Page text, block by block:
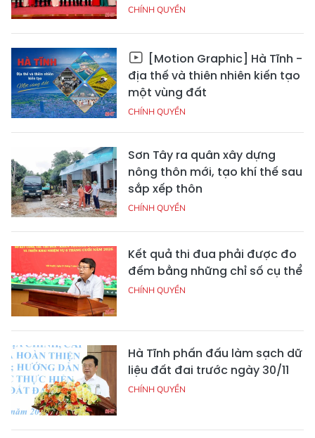
CHÍNH QUYỀN
[Motion Graphic] Hà Tĩnh -
địa thế và thiên nhiên kiến tạo
một vùng đất
CHÍNH QUYỀN
Sơn Tây ra quân xây dựng
nông thôn mới, tạo khí thế sau
sắp xếp thôn
CHÍNH QUYỀN
Kết quả thi đua phải được đo
đếm bằng những chỉ số cụ thể
CHÍNH QUYỀN
Hà Tĩnh phấn đấu làm sạch dữ
liệu đất đai trước ngày 30/11
CHÍNH QUYỀN